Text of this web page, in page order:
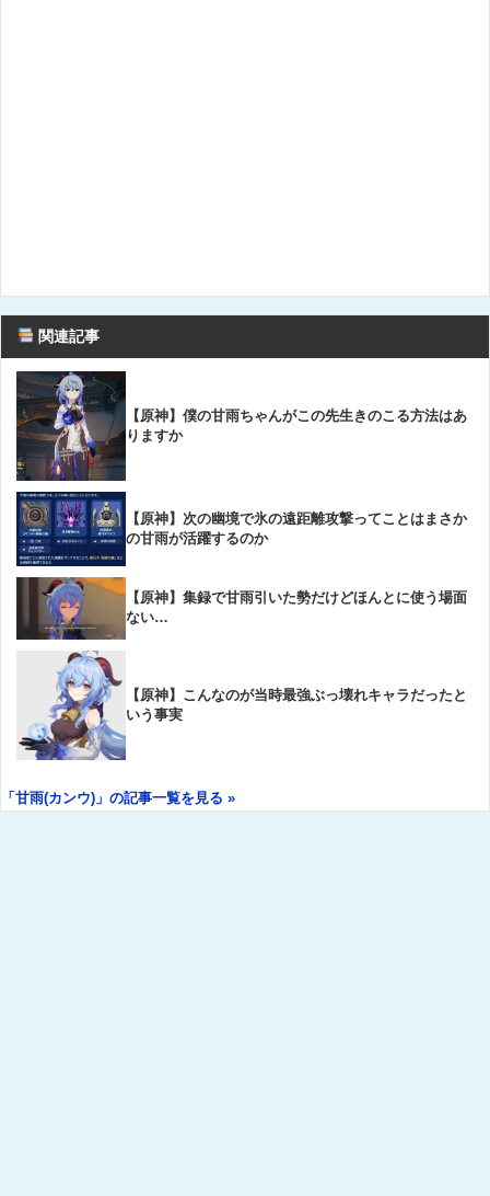
関連記事
【原神】僕の甘雨ちゃんがこの先生きのこる方法はあ
りますか
【原神】次の幽境で氷の遠距離攻撃ってことはまさか
の甘雨が活躍するのか
【原神】集録で甘雨引いた勢だけどほんとに使う場面
ない…
【原神】こんなのが当時最強ぶっ壊れキャラだったと
いう事実
「甘雨(カンウ)」の記事一覧を見る »